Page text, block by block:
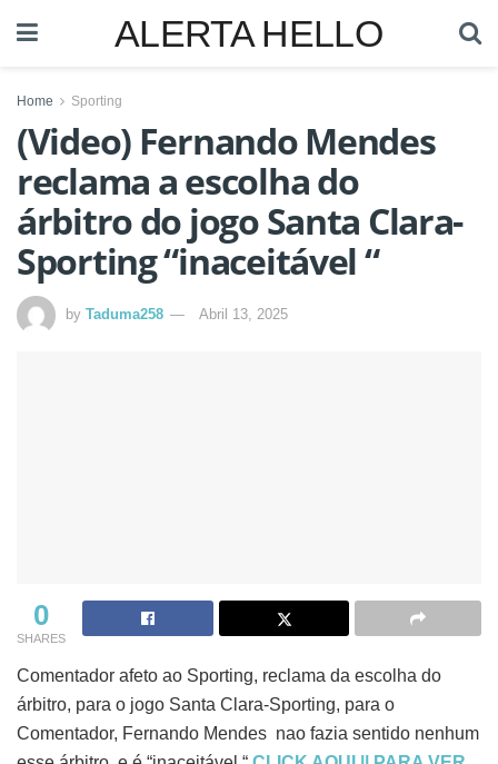
ALERTA HELLO
Home Sporting
(Video) Fernando Mendes
reclama a escolha do
árbitro do jogo Santa Clara-
Sporting “inaceitável “
by Taduma258 Abril 13, 2025
0
SHARES
Comentador afeto ao Sporting, reclama da escolha do
árbitro, para o jogo Santa Clara-Sporting, para o
Comentador, Fernando Mendes nao fazia sentido nenhum